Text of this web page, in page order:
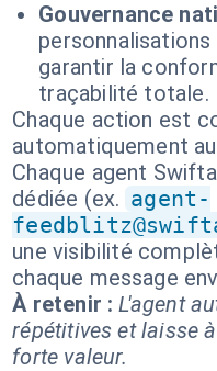
Gouvernance
garantir la
traçabilité totale.
Chaque action est
automatiquement
Chaque agent
dédiée (ex. agent-
une visibilité
chaque message
À retenir : L'agent
répétitives et laisse
forte valeur.